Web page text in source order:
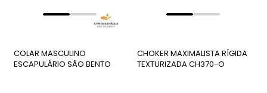
COLAR MASCULINO
ESCAPULÁRIO SÃO BENTO
CHOKER MAXIMALISTA RÍGIDA
TEXTURIZADA CH370-O